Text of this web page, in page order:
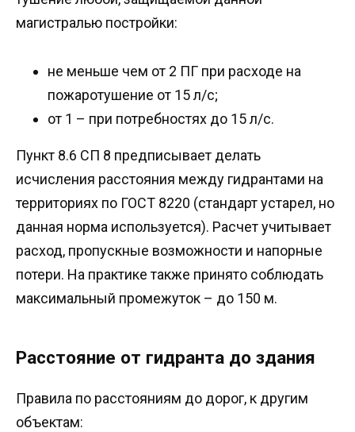
магистралью постройки:
не меньше чем от 2 ПГ при расходе на
пожаротушение от 15 л/с;
от 1 – при потребностях до 15 л/с.
Пункт 8.6 СП 8 предписывает делать
исчисления расстояния между гидрантами на
территориях по ГОСТ 8220 (стандарт устарел, но
данная норма используется). Расчет учитывает
расход, пропускные возможности и напорные
потери. На практике также принято соблюдать
максимальный промежуток – до 150 м.
Расстояние от гидранта до здания
Правила по расстояниям до дорог, к другим
объектам: